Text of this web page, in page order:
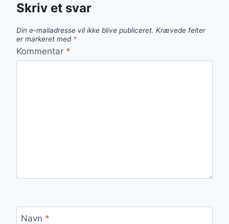
Skriv et svar
Din e-mailadresse vil ikke blive publiceret. Krævede felter
er markeret med *
Kommentar *
Navn *